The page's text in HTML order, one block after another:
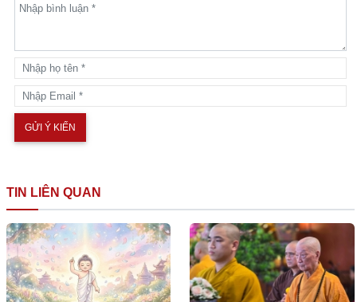
TIN LIÊN QUAN